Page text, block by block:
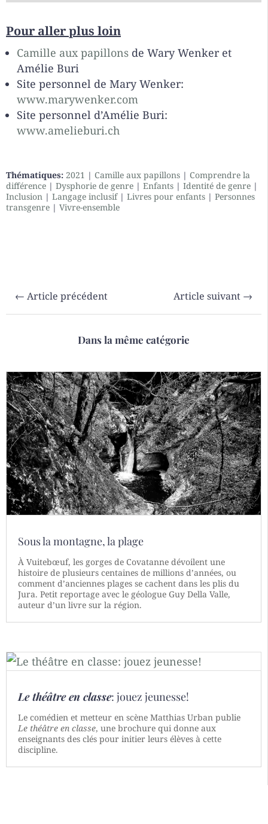
Pour aller plus loin
Camille aux papillons de Wary Wenker et
Amélie Buri
Site personnel de Mary Wenker:
www.marywenker.com
Site personnel d’Amélie Buri:
www.amelieburi.ch
Thématiques: 2021 | Camille aux papillons | Comprendre la
différence | Dysphorie de genre | Enfants | Identité de genre |
Inclusion | Langage inclusif| Livres pour enfants | Personnes
transgenre | Vivre-ensemble
← Article précédent Article suivant →
Dans la même catégorie
Sous la montagne, la plage
À Vuitebœuf, les gorges de Covatanne dévoilent une
histoire de plusieurs centaines de millions d’années, ou
comment d’anciennes plages se cachent dans les plis du
Jura. Petit reportage avec le géologue Guy Della Valle,
auteur d’un livre sur la région.
Le théâtre en classe: jouez jeunesse!
Le comédien et metteur en scène Matthias Urban publie
Le théâtre en classe, une brochure qui donne aux
enseignants des clés pour initier leurs élèves à cette
discipline.